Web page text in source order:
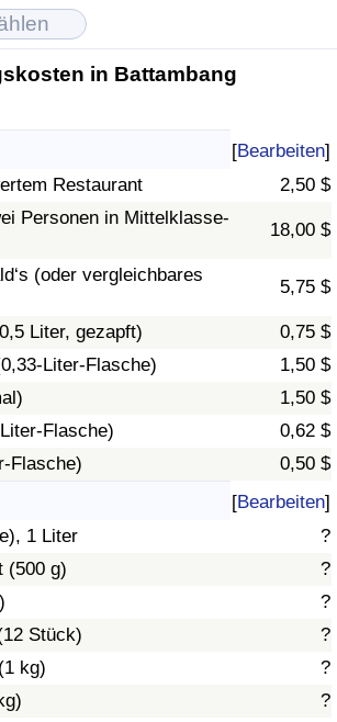
in Battambang
[Bearbeiten]
Restaurant
2,50 $
Personen in Mittelklasse-
18,00 $
(oder vergleichbares
5,75 $
Liter, gezapft)
0,75 $
Liter-Flasche)
1,50 $
1,50 $
Flasche)
0,62 $
Flasche)
0,50 $
[Bearbeiten]
1 Liter
?
(500 g)
?
?
Stück)
?
kg)
?
?
Index (aktuell)
Index
Index nach Land
(aktuell)
nach Land
(aktuell)
nach Land
(aktuell)
nach Land
Index (aktuell)
Index
Index nach Land